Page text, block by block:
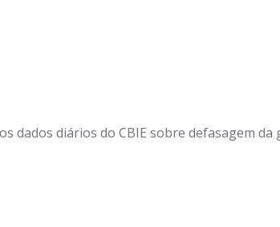
dados diários do CBIE sobre defasagem da